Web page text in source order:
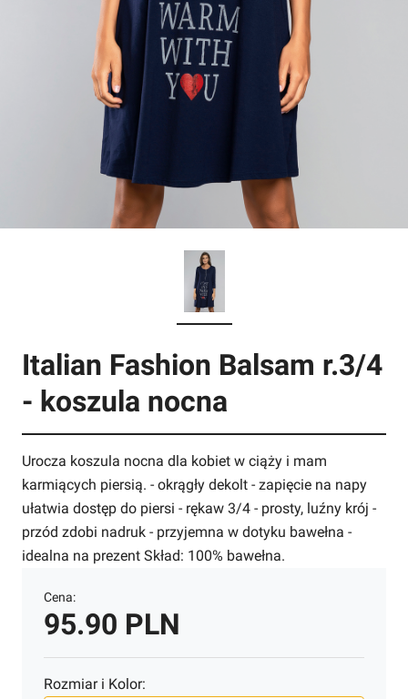
Italian Fashion Balsam r.3/4
- koszula nocna
Urocza koszula nocna dla kobiet w ciąży i mam
karmiących piersią. - okrągły dekolt - zapięcie na napy
ułatwia dostęp do piersi - rękaw 3/4 - prosty, luźny krój -
przód zdobi nadruk - przyjemna w dotyku bawełna -
idealna na prezent Skład: 100% bawełna.
Cena:
95.90 PLN
Rozmiar i Kolor: